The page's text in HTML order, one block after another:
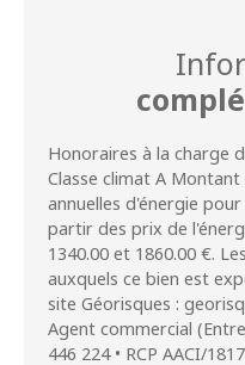
Honoraires à la charge
Classe climat A
annuelles d'énergie
partir des prix de
1340.00 et 1860.00 €.
auxquels ce bien est
site Géorisques :
Agent commercial
446 224 • RCP AACI/